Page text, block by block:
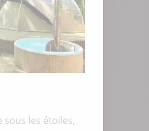
les étoiles,